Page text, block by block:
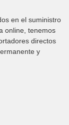
en el suministro
online, tenemos
directos
y